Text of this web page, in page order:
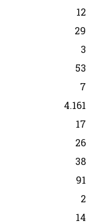
12
29
3
53
7
4.161
17
26
38
91
2
14